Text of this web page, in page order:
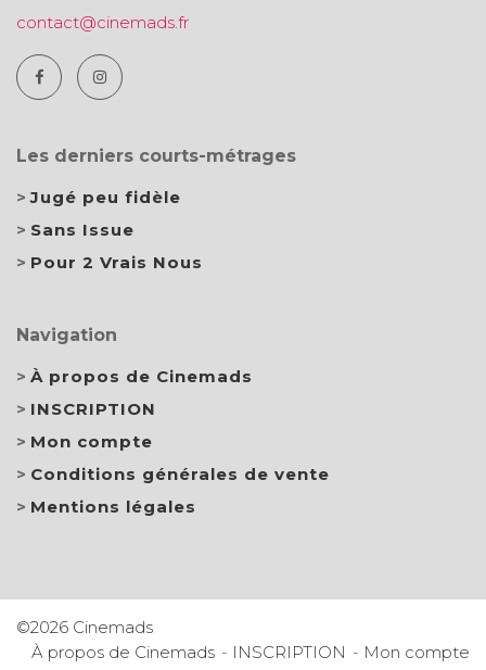
contact@cinemads.fr
Les derniers courts-métrages
Jugé peu fidèle
Sans Issue
Pour 2 Vrais Nous
Navigation
À propos de Cinemads
INSCRIPTION
Mon compte
Conditions générales de vente
Mentions légales
©2026 Cinemads
À propos de Cinemads
INSCRIPTION
Mon compte